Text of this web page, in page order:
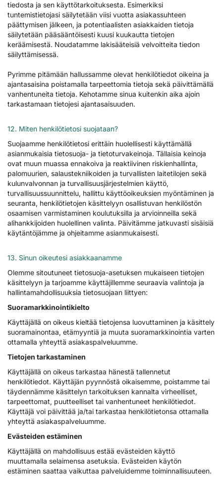
tiedosta ja sen käyttötarkoituksesta. Esimerkiksi
tuntemistietojasi säilytetään viisi vuotta asiakassuhteen
päättymisen jälkeen, ja potentiaalisten asiakkaiden tietoja
säilytetään pääsääntöisesti kuusi kuukautta tietojen
keräämisestä. Noudatamme lakisääteisiä velvoitteita tiedon
säilyttämisessä.
Pyrimme pitämään hallussamme olevat henkilötiedot oikeina ja
ajantasaisina poistamalla tarpeettomia tietoja sekä päivittämällä
vanhentuneita tietoja. Kehotamme sinua kuitenkin aika ajoin
tarkastamaan tietojesi ajantasaisuuden.
12. Miten henkilötietosi suojataan?
Suojaamme henkilötietosi erittäin huolellisesti käyttämällä
asianmukaisia tietosuoja- ja tietoturvakeinoja. Tällaisia keinoja
ovat muun muassa ennakoiva ja reaktiivinen riskienhallinta,
palomuurien, salaustekniikoiden ja turvallisten laitetilojen sekä
kulunvalvonnan ja turvallisuusjärjestelmien käyttö,
turvallisuussuunnittelu, hallittu käyttöoikeuksien myöntäminen ja
seuranta, henkilötietojen käsittelyyn osallistuvan henkilöstön
osaamisen varmistaminen koulutuksilla ja arvioinneilla sekä
alihankkijoiden huolellinen valinta. Päivitämme jatkuvasti sisäisiä
käytäntöjämme ja ohjeitamme asianmukaisesti.​​​​​​​
13. Sinun oikeutesi asiakkaanamme
Olemme sitoutuneet tietosuoja-asetuksen mukaiseen tietojen
käsittelyyn ja tarjoamme käyttäjillemme seuraavia valintoja ja
hallintamahdollisuuksia tietosuojaan liittyen:
Suoramarkkinointikielto
Käyttäjällä on oikeus kieltää tietojensa luovuttaminen ja käsittely
suoramainontaa, etämyyntiä ja muuta suoramarkkinointia varten
ottamalla yhteyttä asiakaspalveluumme.
Tietojen tarkastaminen
Käyttäjällä on oikeus tarkastaa hänestä tallennetut
henkilötiedot. Käyttäjän pyynnöstä oikaisemme, poistamme tai
täydennämme käsittelyn tarkoituksen kannalta virheelliset,
tarpeettomat, puutteelliset tai vanhentuneet henkilötiedot.
Käyttäjä voi päivittää ja/tai tarkastaa henkilötietonsa ottamalla
yhteyttä asiakaspalveluumme.
Evästeiden estäminen
Käyttäjällä on mahdollisuus estää evästeiden käyttö
muuttamalla selaimensa asetuksia. Evästeiden käytön
estäminen saattaa vaikuttaa palveluidemme toiminnallisuuteen.